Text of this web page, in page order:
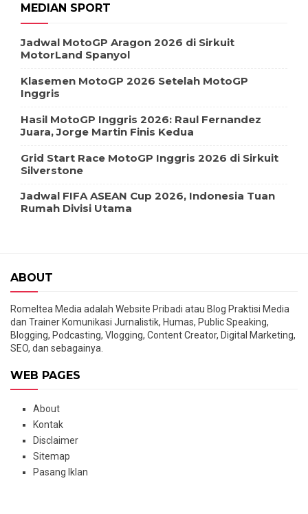
MEDIAN SPORT
Jadwal MotoGP Aragon 2026 di Sirkuit
MotorLand Spanyol
Klasemen MotoGP 2026 Setelah MotoGP
Inggris
Hasil MotoGP Inggris 2026: Raul Fernandez
Juara, Jorge Martin Finis Kedua
Grid Start Race MotoGP Inggris 2026 di Sirkuit
Silverstone
Jadwal FIFA ASEAN Cup 2026, Indonesia Tuan
Rumah Divisi Utama
ABOUT
Romeltea Media adalah Website Pribadi atau Blog Praktisi Media
dan Trainer Komunikasi Jurnalistik, Humas, Public Speaking,
Blogging, Podcasting, Vlogging, Content Creator, Digital Marketing,
SEO, dan sebagainya.
WEB PAGES
About
Kontak
Disclaimer
Sitemap
Pasang Iklan